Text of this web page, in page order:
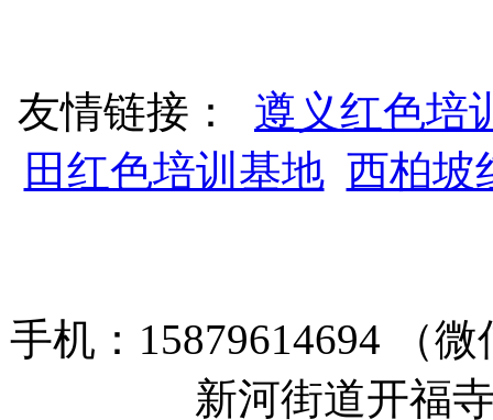
友情链接： 遵义红色培
田红色培训基地 西柏坡
手机：15879614694 （
新河街道开福